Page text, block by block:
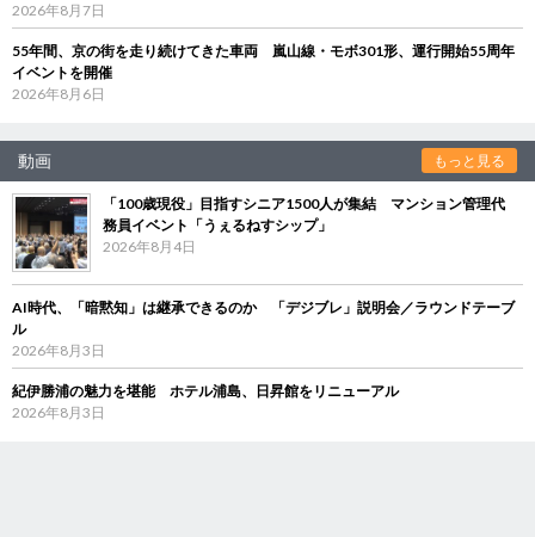
2026年8月7日
55年間、京の街を走り続けてきた車両 嵐山線・モボ301形、運行開始55周年
イベントを開催
2026年8月6日
動画 もっと見る
「100歳現役」目指すシニア1500人が集結 マンション管理代
務員イベント「うぇるねすシップ」
2026年8月4日
AI時代、「暗黙知」は継承できるのか 「デジブレ」説明会／ラウンドテーブ
ル
2026年8月3日
紀伊勝浦の魅力を堪能 ホテル浦島、日昇館をリニューアル
2026年8月3日